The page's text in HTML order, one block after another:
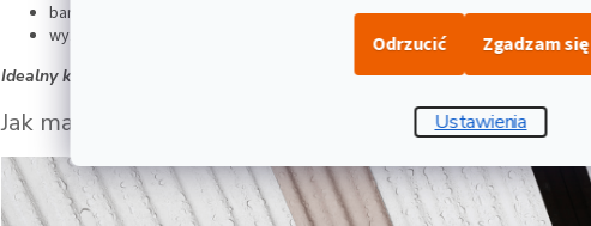
Ustawienia
Odrzucić Zgadzam się
bardziej skomplikowana konstrukcja
wyższy koszt
Idealny kąt nachylenia:
Jak materiał wpływa na kąt nachylenia dachu pergoli